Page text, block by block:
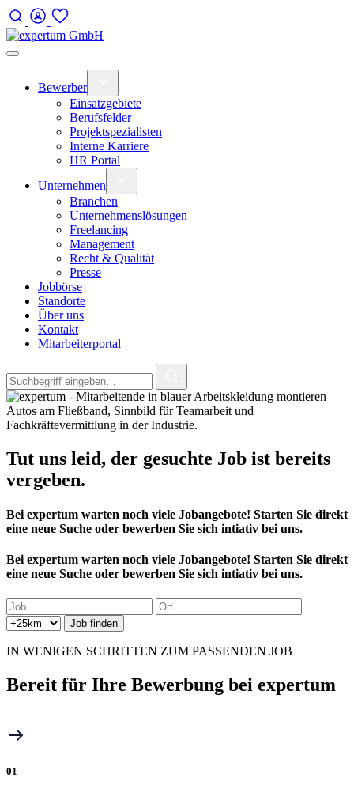
Bewerber
Einsatzgebiete
Berufsfelder
Projektspezialisten
Interne Karriere
HR Portal
Unternehmen
Branchen
Unternehmenslösungen
Freelancing
Management
Recht & Qualität
Presse
Jobbörse
Standorte
Über uns
Kontakt
Mitarbeiterportal
Tut uns leid, der gesuchte Job ist bereits
vergeben.
Bei expertum warten noch viele Jobangebote! Starten Sie direkt
eine neue Suche oder bewerben Sie sich intiativ bei uns.
Bei expertum warten noch viele Jobangebote! Starten Sie direkt
eine neue Suche oder bewerben Sie sich intiativ bei uns.
IN WENIGEN SCHRITTEN ZUM PASSENDEN JOB
Bereit für Ihre Bewerbung bei expertum
01